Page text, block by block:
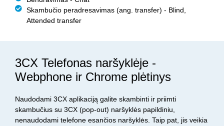
Skambučio peradresavimas (ang. transfer) - Blind,
Attended transfer
3CX Telefonas naršyklėje -
Webphone ir Chrome plėtinys
Naudodami 3CX aplikaciją galite skambinti ir priimti
skambučius su 3CX (pop-out) naršyklės papildiniu,
nenaudodami telefone esančios naršyklės. Taip pat, jis veikia